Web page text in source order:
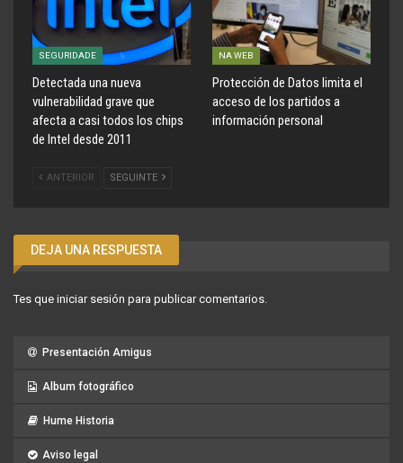
SEGURIDADE
Detectada una nueva
vulnerabilidad grave que
afecta a casi todos los chips
de Intel desde 2011
NA WEB
Protección de Datos limita el
acceso de los partidos a
información personal
ANTERIOR SEGUINTE
DEJA UNA RESPUESTA
Tes que iniciar sesión para publicar comentarios.
Presentación Amigus
Album fotográfico
Hume Historia
Aviso legal